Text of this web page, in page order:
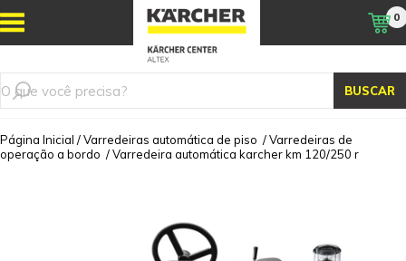
BUSCAR
0
Página Inicial /Varredeiras automática de piso /Varredeiras de
operação a bordo /Varredeira automática karcher km 120/250 r